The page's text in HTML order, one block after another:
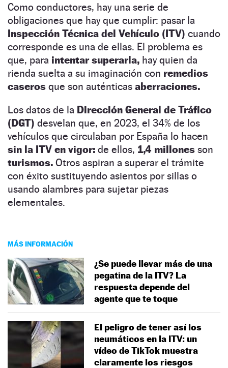
Como conductores, hay una serie de
obligaciones que hay que cumplir: pasar la
Inspección Técnica del Vehículo (ITV) cuando
corresponde es una de ellas. El problema es
que, para intentar superarla, hay quien da
rienda suelta a su imaginación con remedios
caseros que son auténticas aberraciones.
Los datos de la Dirección General de Tráfico
(DGT) desvelan que, en 2023, el 34% de los
vehículos que circulaban por España lo hacen
sin la ITV en vigor: de ellos, 1,4 millones son
turismos. Otros aspiran a superar el trámite
con éxito sustituyendo asientos por sillas o
usando alambres para sujetar piezas
elementales.
MÁS INFORMACIÓN
¿Se puede llevar más de una
pegatina de la ITV? La
respuesta depende del
agente que te toque
El peligro de tener así los
neumáticos en la ITV: un
vídeo de TikTok muestra
claramente los riesgos